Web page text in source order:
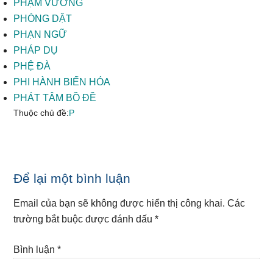
PHẠM VƯƠNG
PHÓNG DẬT
PHẠN NGỮ
PHÁP DỤ
PHỆ ĐÀ
PHI HÀNH BIẾN HÓA
PHÁT TÂM BỒ ĐỀ
Thuộc chủ đề:P
Reader
Interactions
Để lại một bình luận
Email của bạn sẽ không được hiển thị công khai. Các
trường bắt buộc được đánh dấu*
Bình luận*